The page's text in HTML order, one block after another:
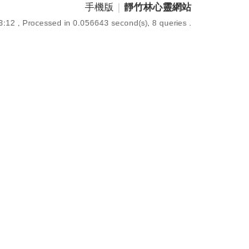
手機版 靜竹林心靈網站
, Processed in 0.056643 second(s), 8 queries .